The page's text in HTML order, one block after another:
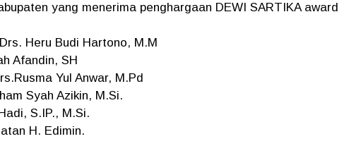
yang menerima penghargaan DEWI SARTIKA award
Heru Budi Hartono, M.M
Afandin, SH
Yul Anwar, M.Pd
Syah Azikin, M.Si.
S.IP., M.Si.
H. Edimin.